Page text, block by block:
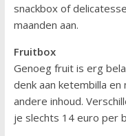
snackbox of
maanden aan.
Fruitbox
Genoeg fruit is erg
denk aan ketembilla en
andere inhoud.
je slechts 14 euro per